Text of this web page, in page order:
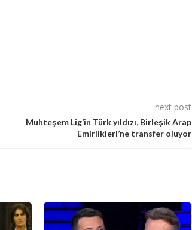
next post
Muhteşem Lig’in Türk yıldızı, Birleşik Arap
Emirlikleri’ne transfer oluyor